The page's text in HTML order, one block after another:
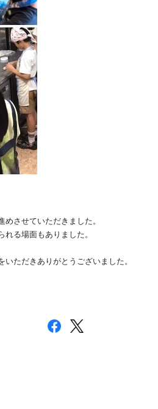
させていただきました。
る場面もありました。
ただきありがとうございました。